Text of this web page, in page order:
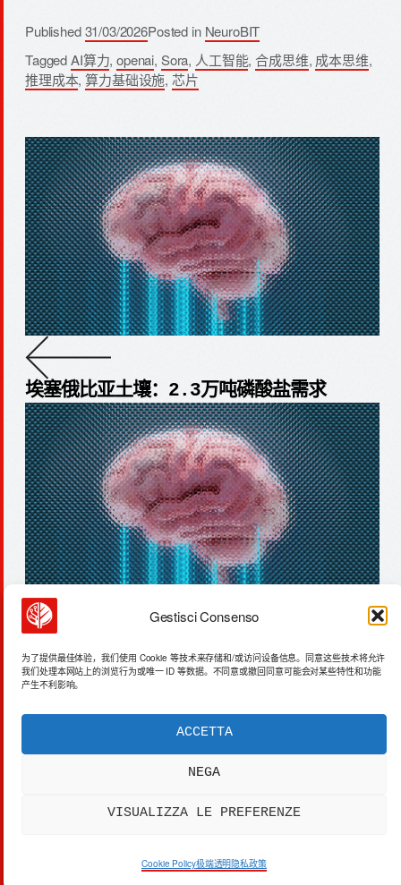
Gestisci Consenso
为了提供最佳体验，我们使用 Cookie 等技术来存储和/或访问设备信息。同意这些技术将允许
我们处理本网站上的浏览行为或唯一 ID 等数据。不同意或撤回同意可能会对某些特性和功能
产生不利影响。
ACCETTA
NEGA
VISUALIZZA LE PREFERENZE
Cookie Policy极端透明隐私政策
Published31/03/2026Posted in NeuroBIT
TaggedAI算力,openai, Sora, 人工智能, 合成思维, 成本思维,
推理成本,算力基础设施, 芯片
埃塞俄比亚土壤：2.3万吨磷酸盐需求
黄金通道lng：数据中心能源新格局
> SYSTEM OUTPUT: DATA_FEED.xml
[IP]IP